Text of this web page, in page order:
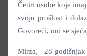
Četiri osobe koje
svoju prošlost i
Govoreći, oni se
Mirza, 28-